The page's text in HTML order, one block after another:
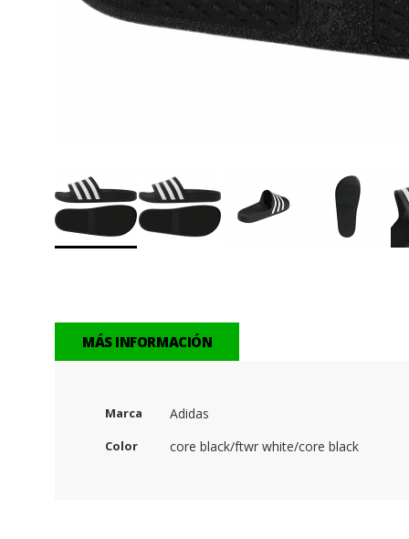
galería
de
MÁS INFORMACIÓN
Marca Adidas
Color core black/ftwr white/core black